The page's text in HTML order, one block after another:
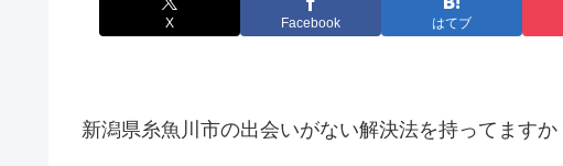
X Facebook はてブ
新潟県糸魚川市の出会いがない解決法を持ってますか